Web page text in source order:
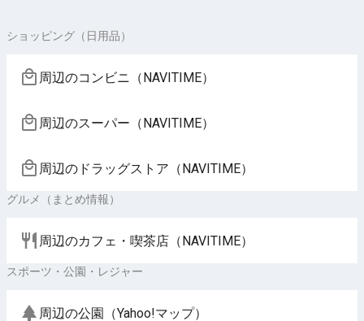
ショッピング（日用品）
周辺のコンビニ（NAVITIME）
周辺のスーパー（NAVITIME）
周辺のドラッグストア（NAVITIME）
グルメ（まとめ情報）
周辺のカフェ・喫茶店（NAVITIME）
スポーツ・公園・レジャー
周辺の公園（Yahoo!マップ）